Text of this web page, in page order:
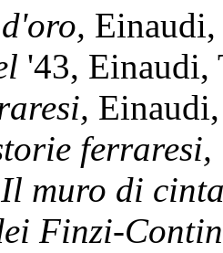
'43, Einaudi,
Il muro di
Finzi-